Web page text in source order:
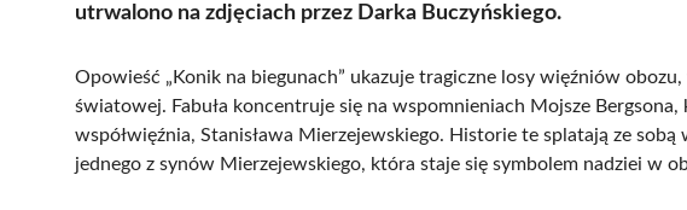
utrwalono na zdjęciach przez Darka Buczyńskiego.
Opowieść „Konik na biegunach” ukazuje tragiczne losy więźniów
światowej. Fabuła koncentruje się na wspomnieniach Mojsze
współwięźnia, Stanisława Mierzejewskiego. Historie te splatają ze
jednego z synów Mierzejewskiego, która staje się symbolem nadziei w